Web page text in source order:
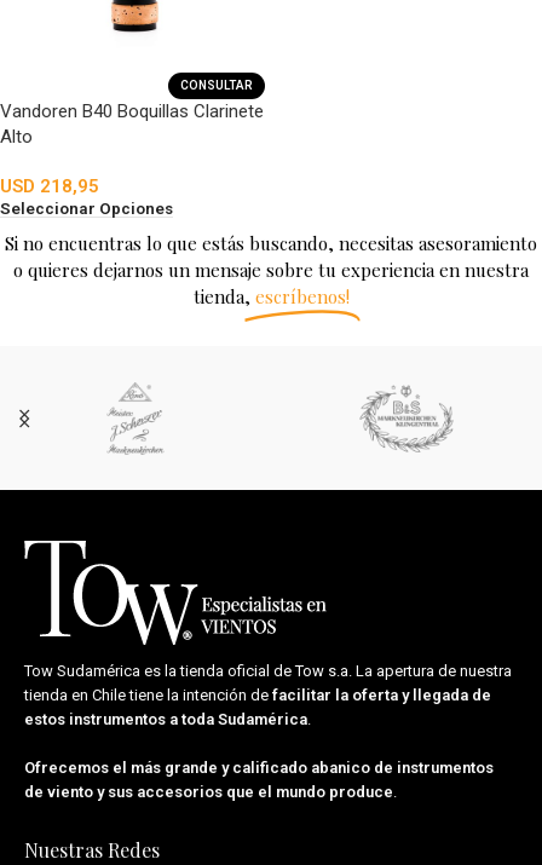
CONSULTAR
Vandoren B40 Boquillas Clarinete
Alto
USD 218,95
Seleccionar Opciones
Si no encuentras lo que estás buscando, necesitas asesoramiento
o quieres dejarnos un mensaje sobre tu experiencia en nuestra
tienda, escríbenos!
Tow Sudamérica es la tienda oficial deTow s.a. La apertura de nuestra
tienda en Chile tiene la intención de facilitar la oferta y llegada de
estos instrumentos a toda Sudamérica.
Ofrecemos el más grande y calificado abanico de instrumentos
de viento y sus accesorios que el mundo produce.
Nuestras Redes